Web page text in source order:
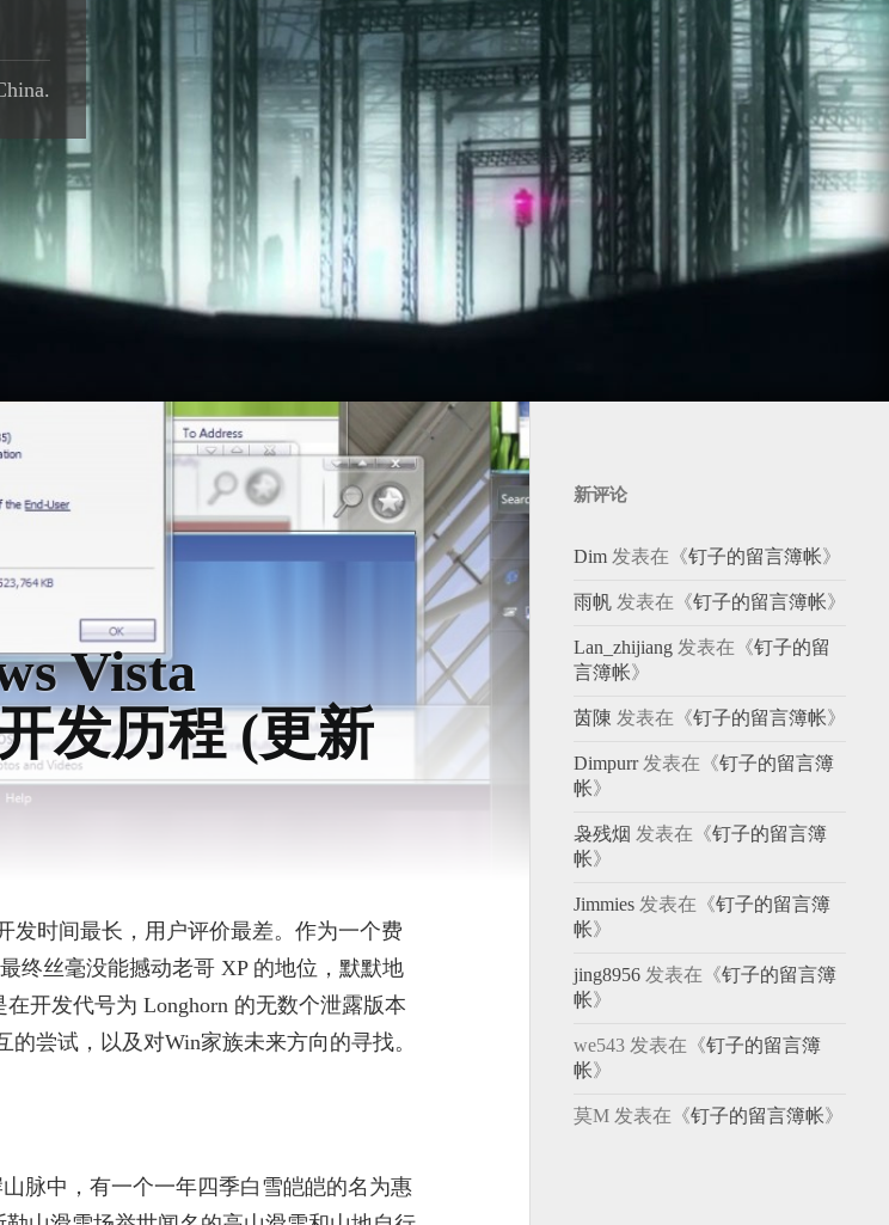
Vista
发历程 (更新
发时间最长，用户评价最差。作为一个费
终丝毫没能撼动老哥 XP 的地位，默默地
开发代号为 Longhorn 的无数个泄露版本
尝试，以及对Win家族未来方向的寻找。
脉中，有一个一年四季白雪皑皑的名为惠
新评论
Dim 发表在《钉子的留言簿帐》
雨帆 发表在《钉子的留言簿帐》
Lan_zhijiang 发表在《钉子的留
言簿帐》
茵陳 发表在《钉子的留言簿帐》
Dimpurr发表在《钉子的留言簿
帐》
袅残烟 发表在《钉子的留言簿
帐》
Jimmies 发表在《钉子的留言簿
帐》
jing8956 发表在《钉子的留言簿
帐》
we543 发表在《钉子的留言簿
帐》
莫M 发表在《钉子的留言簿帐》